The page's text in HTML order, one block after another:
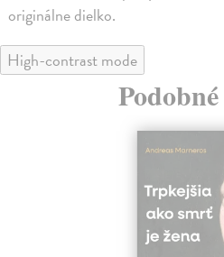
originálne dielko.
High-contrast mode